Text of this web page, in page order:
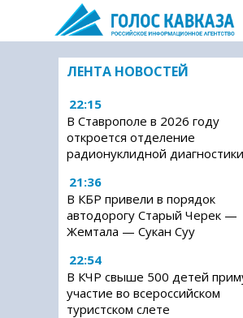
ЛЕНТА НОВОСТЕЙ
22:15
В Ставрополе в 2026 году
откроется отделение
радионуклидной диагностики
21:36
В КБР привели в порядок
автодорогу Старый Черек —
Жемтала — Сукан Суу
22:54
В КЧР свыше 500 детей
участие во всероссийском
туристском слете